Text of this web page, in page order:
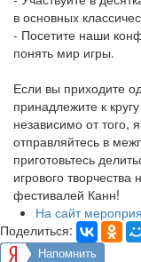
в основных
- Посетите наши
понять мир игры.
Если вы приходите
принадлежите к
независимо от того,
отправляйтесь в
приготовьтесь
игрового
фестивалей Канн!
На сайт
Поделиться:
Напомнить